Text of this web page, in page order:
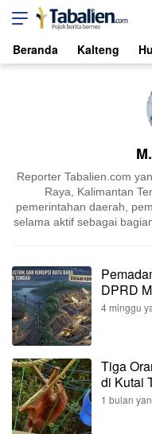
Tabalien.com
Lokal, Independen,
Beranda Kalteng
Reporter Tabalien.com
Raya, Kalimantan
pemerintahan daerah,
selama aktif sebagai
DPRD
4 minggu
Tiga
di Kutai
1 bulan